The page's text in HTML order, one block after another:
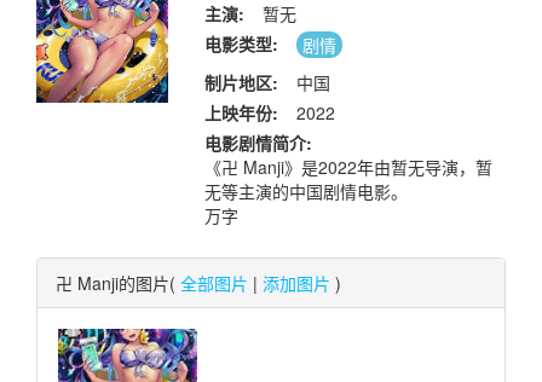
主演:
暂无
电影类型:
剧情
制片地区:
中国
上映年份:
2022
电影剧情简介:
《卍 Manji》是2022年由暂无导演，暂
无等主演的中国剧情电影。
万字
卍 Manji的图片( 全部图片 | 添加图片 )